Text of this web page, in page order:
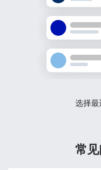
选择最
常